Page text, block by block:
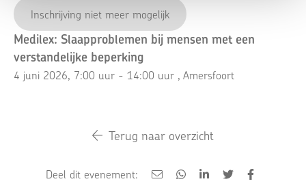
Inschrijving niet meer mogelijk
Medilex: Slaapproblemen bij mensen met een
verstandelijke beperking
4 juni 2026, 7:00 uur - 14:00 uur , Amersfoort
Terug naar overzicht
Deel dit evenement: